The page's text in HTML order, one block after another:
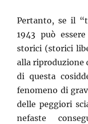
Pertanto, se il
1943 può
storici (storici
alla riproduzione
di questa
fenomeno di
delle peggiori
nefaste